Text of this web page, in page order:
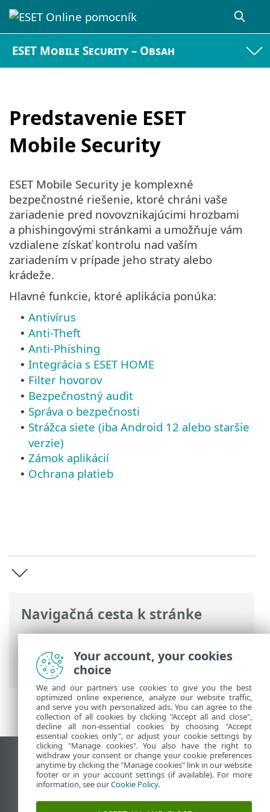
ESET Mobile Security – Obsah
Predstavenie ESET
Mobile Security
Navigačná cesta k stránke
ESET Online pomocník>ESET Mobile
Security >Predstavenie ESET Mobile
Security
ESET Mobile Security je komplexné
bezpečnostné riešenie, ktoré chráni vaše
zariadenie pred novovznikajúcimi hrozbami
a phishingovými stránkami a umožňuje vám
vzdialene získať kontrolu nad vaším
zariadením v prípade jeho straty alebo
krádeže.
Hlavné funkcie, ktoré aplikácia ponúka:
• Antivírus
• Anti-Theft
• Anti-Phishing
• Integrácia s ESET HOME
• Filter hovorov
• Bezpečnostný audit
• Správa o bezpečnosti
• Strážca siete (iba Android 12 alebo staršie
verzie)
• Zámok aplikácií
• Ochrana platieb
Zobraziť stránku ako na počítači
End of Life
Databáza znalostí ESET
ESET Fórum
Your account, your cookies
choice
We and our partners use cookies to give you the best
optimized online experience, analyze our website traffic,
and serve you with personalized ads. You can agree to the
collection of all cookies by clicking "Accept all and close",
decline all non-essential cookies by choosing "Accept
essential cookies only", or adjust your cookie settings by
clicking "Manage cookies". You also have the right to
withdraw your consent or change your cookie preferences
anytime by clicking the "Manage cookies" link in our website
footer or in your account settings (if available). For more
information, see ourCookie Policy.